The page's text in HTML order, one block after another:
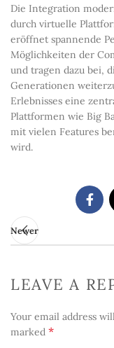
Die Integration
durch virtuelle
eröffnet spannende
Möglichkeiten der
und tragen dazu bei,
Generationen
Erlebnisses eine
Plattformen wie Big
mit vielen Features
wird.
Newer
LEAVE A
Your email address
marked *